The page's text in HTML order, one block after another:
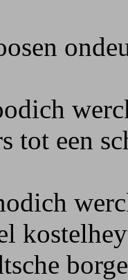
tot een